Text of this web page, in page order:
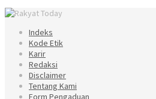
Indeks
Kode Etik
Karir
Redaksi
Disclaimer
Tentang Kami
Form Pengaduan